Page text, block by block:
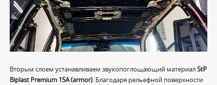
Вторым слоем устанавливаем звукопоглощающий материалStP
Biplast Premium 15A (armor). Благодаря рельефной поверхности